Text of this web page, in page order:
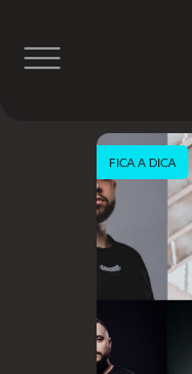
FICA A DICA